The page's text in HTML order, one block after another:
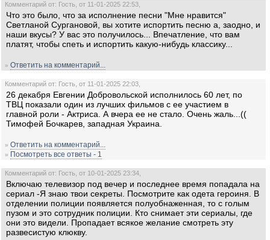
Комментарий от: Гость, от 11-01-2025 22:53,
Что это было, что за исполнение песни "Мне нравится"
Светланой Сургановой, вы хотите испортить песню а, заодно, и
наши вкусы? У вас это получилось... Впечатление, что вам
платят, чтобы спеть и испортить какую-нибудь классику...
» Ответить на комментарий...
Комментарий от: Гость, от 11-01-2025 22:03,
26 декабря Евгении Добровольской исполнилось 60 лет, по
ТВЦ показали один из лучших фильмов с ее участием в
главной роли - Актриса. А вчера ее не стало. Очень жаль...((
Тимофей Бочкарев, западная Украина.
» Ответить на комментарий...
» Посмотреть все ответы - 1
Комментарий от: Гость, от 10-01-2025 23:34,
Включаю телевизор под вечер и последнее время попадала на
сериал -Я знаю твои секреты. Посмотрите как одета героиня. В
отделении полиции появляется полуобнаженная, то с голым
пузом и это сотрудник полиции. Кто снимает эти сериалы, где
они это видели. Пропадает всякое желание смотреть эту
развесистую клюкву.